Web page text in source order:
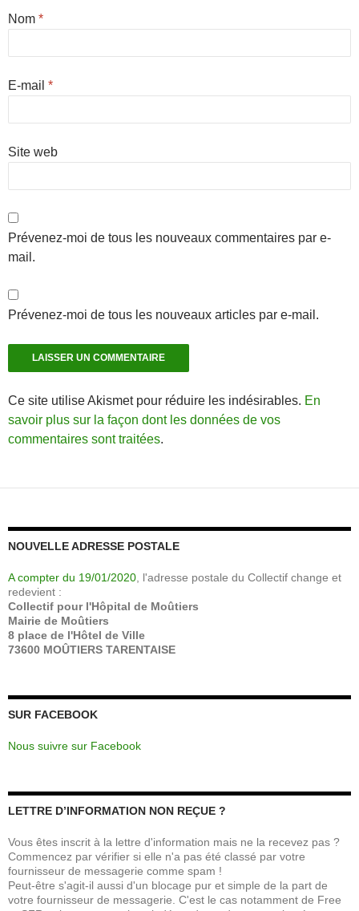
Nom *
E-mail *
Site web
Prévenez-moi de tous les nouveaux commentaires par e-
mail.
Prévenez-moi de tous les nouveaux articles par e-mail.
Ce site utilise Akismet pour réduire les indésirables. En
savoir plus sur la façon dont les données de vos
commentaires sont traitées.
NOUVELLE ADRESSE POSTALE
A compter du 19/01/2020 , l'adresse postale du Collectif change et
redevient :
Collectif pour l'Hôpital de Moûtiers
Mairie de Moûtiers
8 place de l'Hôtel de Ville
73600 MOÛTIERS TARENTAISE
SUR FACEBOOK
Nous suivre sur Facebook
LETTRE D’INFORMATION NON REÇUE ?
Vous êtes inscrit à la lettre d'information mais ne la recevez pas ?
Commencez par vérifier si elle n'a pas été classé par votre
fournisseur de messagerie comme spam !
Peut-être s'agit-il aussi d'un blocage pur et simple de la part de
votre fournisseur de messagerie. C'est le cas notamment de Free